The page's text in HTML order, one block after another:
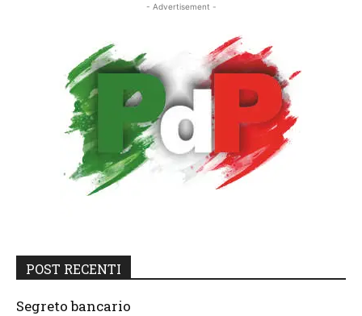
- Advertisement -
POST RECENTI
Segreto bancario